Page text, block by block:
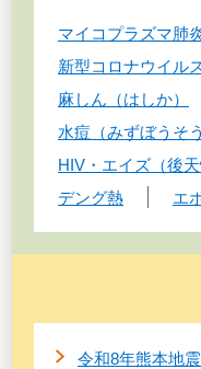
マイコプラズマ肺
新型コロナウイル
麻しん（はしか）
水痘（みずぼうそ
HIV・エイズ（後
デング熱
エ
令和8年熊本地